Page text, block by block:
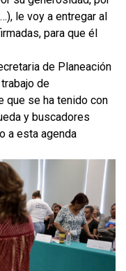
le voy a entregar al
para que él
de Planeación
de
que se ha tenido con
y buscadores
a esta agenda